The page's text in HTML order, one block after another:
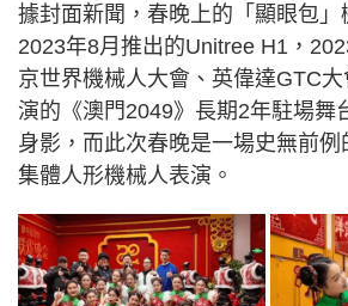
據封面新聞，春晚上的「顯眼包」
2023年8月推出的Unitree H1，
京世界機械人大會、英偉達GTC
演的《澳門2049》長期2年駐場舞
身影，而此次春晚是一場史無前
集體人形機械人表演。